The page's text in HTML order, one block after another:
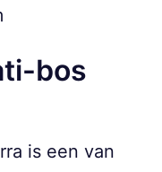
bos
is een van